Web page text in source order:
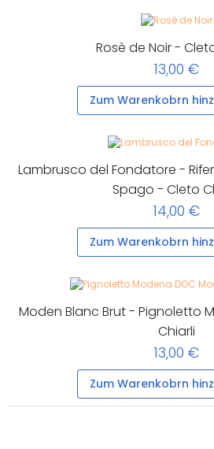
Rosè de Noir -
13,00 €
Zum Warenkobrn
Lambrusco del Fondatore -
Spago - Cleto
14,00 €
Zum Warenkobrn
Moden Blanc Brut - Pignoletto
Chiarli
13,00 €
Zum Warenkobrn